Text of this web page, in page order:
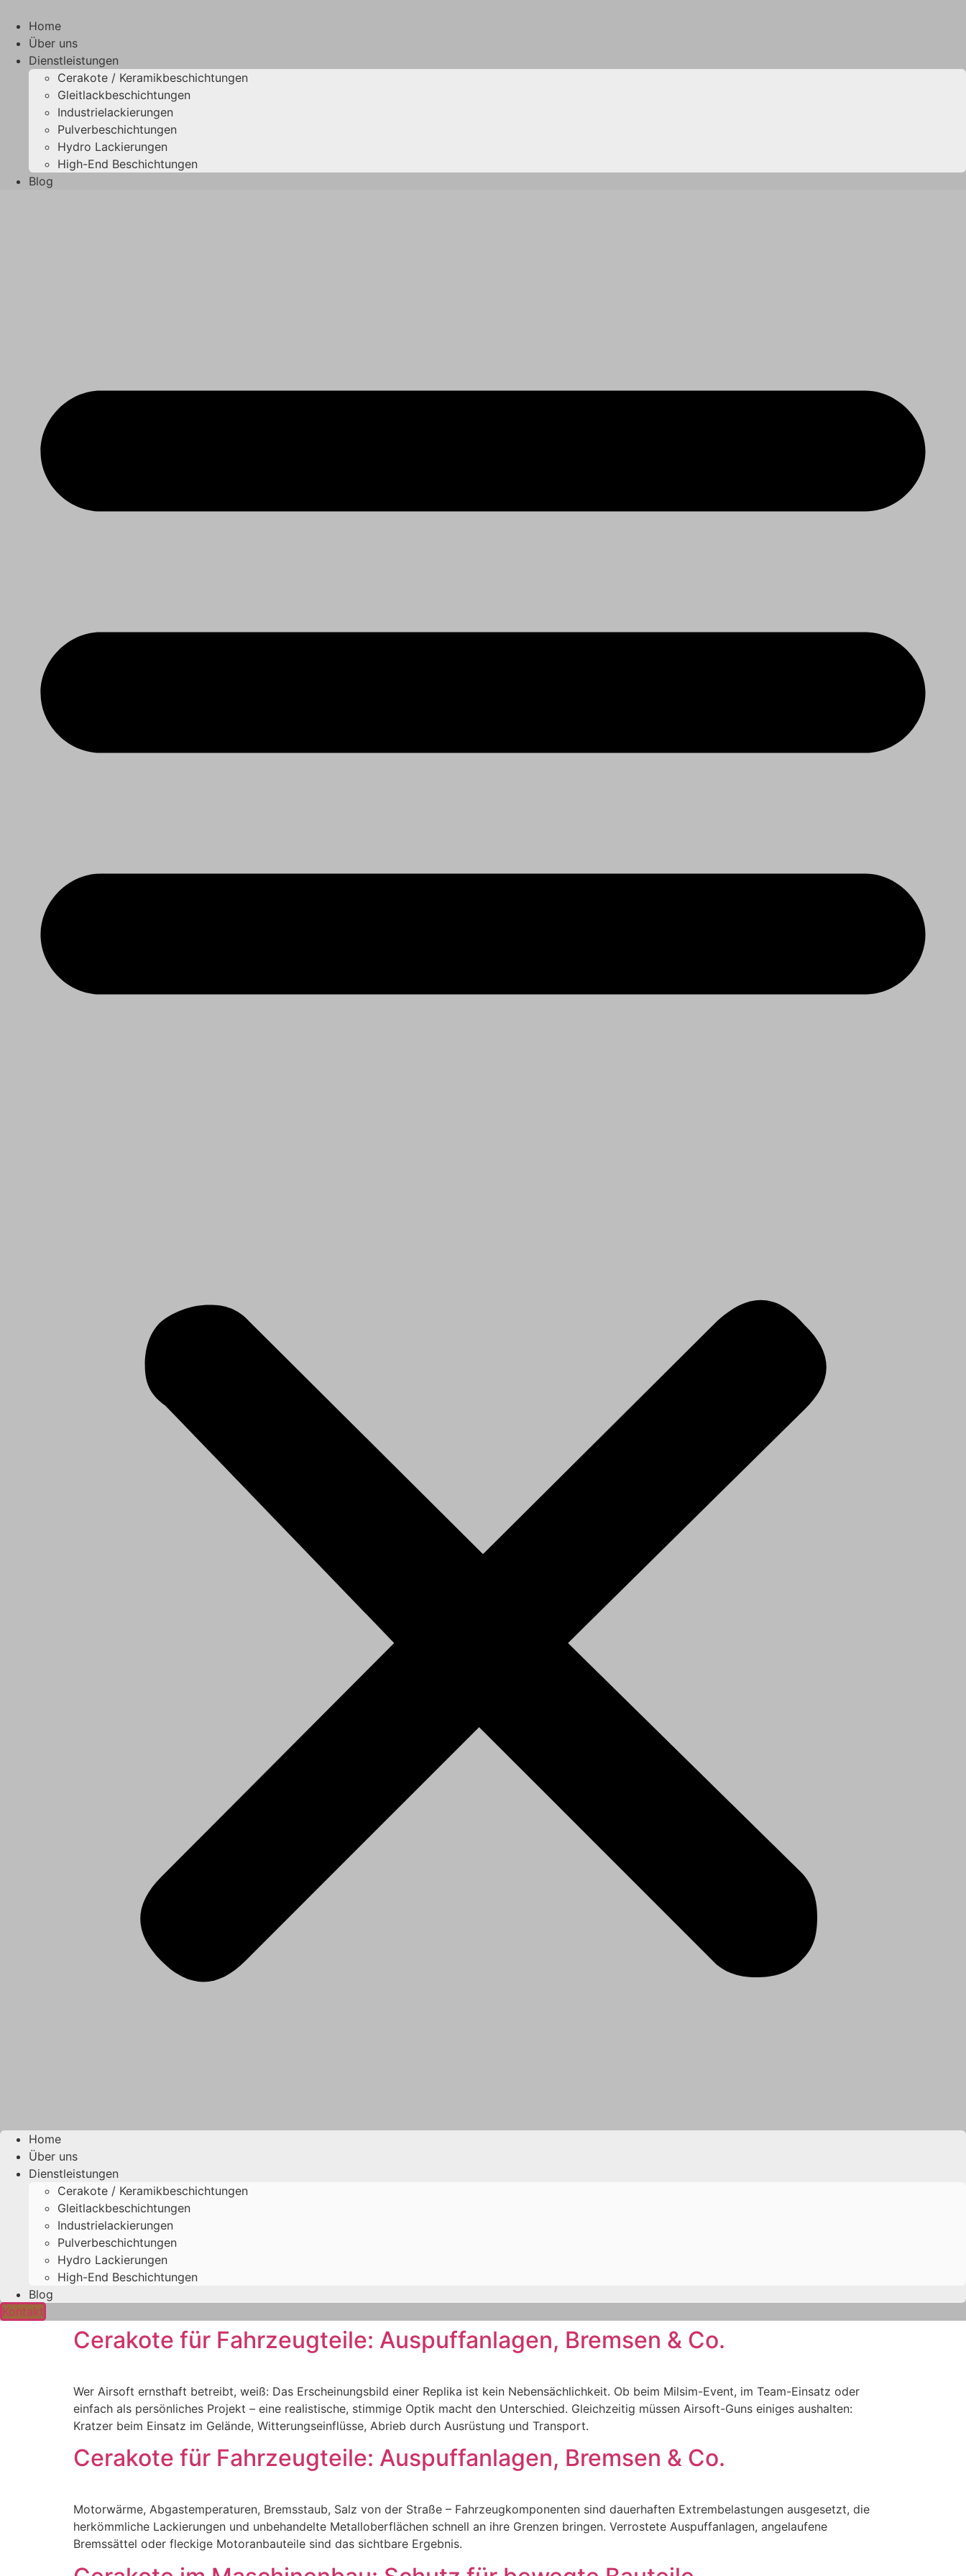
Inhalt
springen
Home
Über uns
Dienstleistungen
Cerakote / Keramikbeschichtungen
Gleitlackbeschichtungen
Industrielackierungen
Pulverbeschichtungen
Hydro Lackierungen
High-End Beschichtungen
Blog
Home
Über uns
Dienstleistungen
Cerakote / Keramikbeschichtungen
Gleitlackbeschichtungen
Industrielackierungen
Pulverbeschichtungen
Hydro Lackierungen
High-End Beschichtungen
Blog
Kontakt
Cerakote für Fahrzeugteile: Auspuffanlagen, Bremsen & Co.
Wer Airsoft ernsthaft betreibt, weiß: Das Erscheinungsbild einer Replika ist kein Nebensächlichkeit. Ob beim Milsim-Event, im Team-Einsatz oder
einfach als persönliches Projekt – eine realistische, stimmige Optik macht den Unterschied. Gleichzeitig müssen Airsoft-Guns einiges aushalten:
Kratzer beim Einsatz im Gelände, Witterungseinflüsse, Abrieb durch Ausrüstung und Transport.
Cerakote für Fahrzeugteile: Auspuffanlagen, Bremsen & Co.
Motorwärme, Abgastemperaturen, Bremsstaub, Salz von der Straße – Fahrzeugkomponenten sind dauerhaften Extrembelastungen ausgesetzt, die
herkömmliche Lackierungen und unbehandelte Metalloberflächen schnell an ihre Grenzen bringen. Verrostete Auspuffanlagen, angelaufene
Bremssättel oder fleckige Motoranbauteile sind das sichtbare Ergebnis.